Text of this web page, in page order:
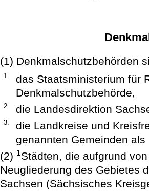
(1) Denkmalschutzbehörden
1.
das Staatsministerium für
Denkmalschutzbehörde,
2. die Landesdirektion
3.
die Landkreise und
genannten Gemeinden
(2) 1Städten, die aufgrund
Neugliederung des Gebietes
Sachsen (Sächsisches